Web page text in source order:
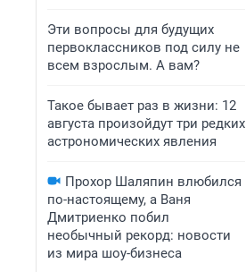
Эти вопросы для будущих
первоклассников под силу не
всем взрослым. А вам?
Такое бывает раз в жизни: 12
августа произойдут три редких
астрономических явления
Прохор Шаляпин влюбился
по-настоящему, а Ваня
Дмитриенко побил
необычный рекорд: новости
из мира шоу-бизнеса